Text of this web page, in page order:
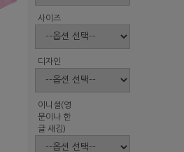
사이즈
디자인
이니셜(영
문이나 한
글 새김)